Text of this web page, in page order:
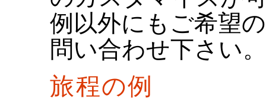
例以外にもご希望
問い合わせ下さい
旅程の例